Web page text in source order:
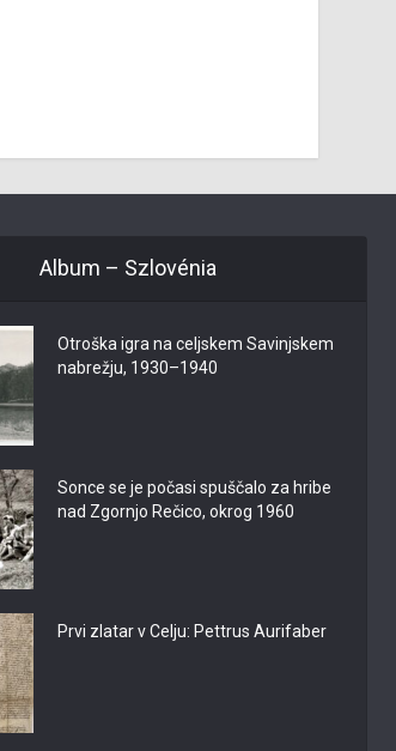
Album – Szlovénia
Otroška igra na celjskem Savinjskem
nabrežju, 1930–1940
Sonce se je počasi spuščalo za hribe
nad Zgornjo Rečico, okrog 1960
Prvi zlatar v Celju: Pettrus Aurifaber